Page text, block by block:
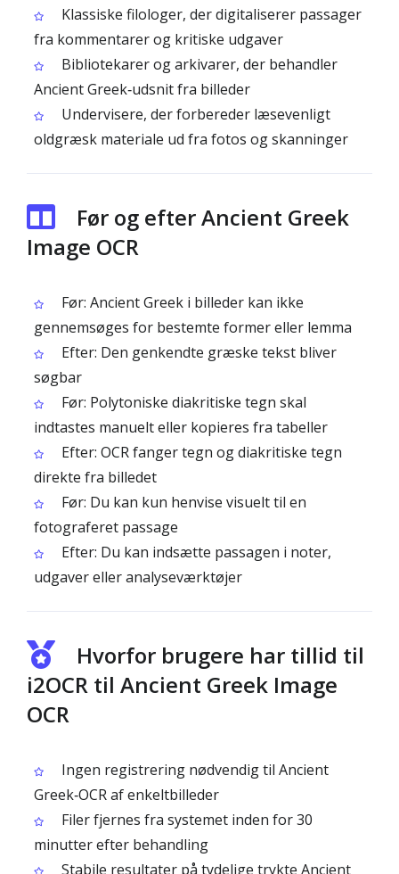
Klassiske filologer, der digitaliserer passager
fra kommentarer og kritiske udgaver
Bibliotekarer og arkivarer, der behandler
Ancient Greek‑udsnit fra billeder
Undervisere, der forbereder læsevenligt
oldgræsk materiale ud fra fotos og skanninger
Før og efter Ancient Greek
Image OCR
Før: Ancient Greek i billeder kan ikke
gennemsøges for bestemte former eller lemma
Efter: Den genkendte græske tekst bliver
søgbar
Før: Polytoniske diakritiske tegn skal
indtastes manuelt eller kopieres fra tabeller
Efter: OCR fanger tegn og diakritiske tegn
direkte fra billedet
Før: Du kan kun henvise visuelt til en
fotograferet passage
Efter: Du kan indsætte passagen i noter,
udgaver eller analyseværktøjer
Hvorfor brugere har tillid til
i2OCR til Ancient Greek Image
OCR
Ingen registrering nødvendig til Ancient
Greek‑OCR af enkeltbilleder
Filer fjernes fra systemet inden for 30
minutter efter behandling
Stabile resultater på tydelige trykte Ancient